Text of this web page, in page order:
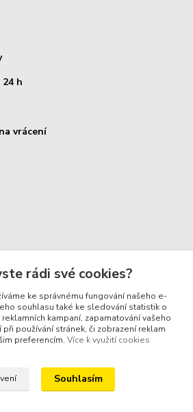
h
vrácení
podpora
997
- 13:30
rádi své cookies?
ke správnému fungování našeho e-
souhlasu také ke sledování statistik o
kampaní, zapamatování vašeho
používání stránek, či zobrazení reklam
preferencím. Více k využití cookies
Souhlasím